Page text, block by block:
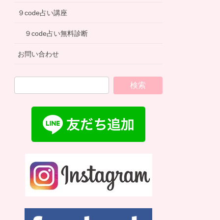
９code占い講座
９code占い無料診断
お問い合わせ